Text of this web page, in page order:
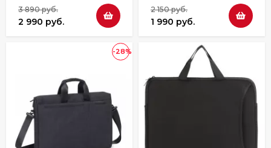
3 890 руб.
2 990 руб.
2 150 руб.
1 990 руб.
-28%